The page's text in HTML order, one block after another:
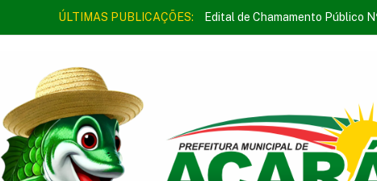
ÚLTIMAS PUBLICAÇÕES: Edital de Chamamento Público